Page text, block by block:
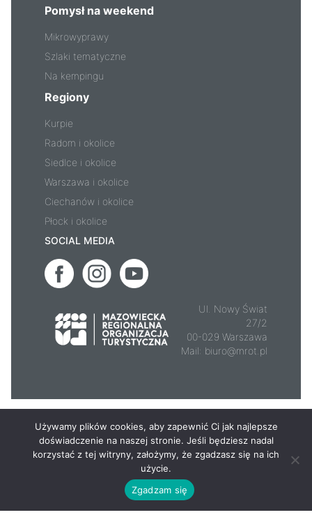
Pomysł na weekend
Mikrowyprawy
Szlaki tematyczne
Na kempingu
Regiony
Kurpie
Radom i okolice
Siedlce i okolice
Warszawa i okolice
Ciechanów i okolice
Płock i okolice
SOCIAL MEDIA
Ul. Nowy Świat
27/2
00-029 Warszawa
Mail: biuro@mrot.pl
Używamy plików cookies, aby zapewnić Ci jak najlepsze
doświadczenie na naszej stronie. Jeśli będziesz nadal
korzystać z tej witryny, założymy, że zgadzasz się na ich
użycie.
Zgadzam się